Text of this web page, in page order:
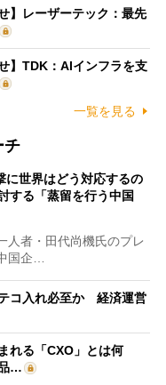
】レーザーテック：最先
】TDK：AIインフラを支
一覧を見る
チ
世界はどう対応するの
る「蒸留を行う中国
者・田代尚機氏のプレ
国企…
コ入れ必至か 経済運営
れる「CXO」とは何
…